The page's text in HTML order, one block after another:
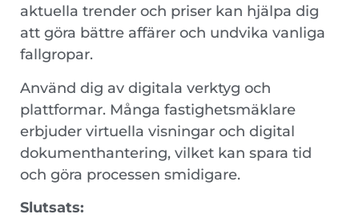
aktuella trender och priser kan hjälpa dig
att göra bättre affärer och undvika vanliga
fallgropar.
Använd dig av digitala verktyg och
plattformar. Många fastighetsmäklare
erbjuder virtuella visningar och digital
dokumenthantering, vilket kan spara tid
och göra processen smidigare.
Slutsats: